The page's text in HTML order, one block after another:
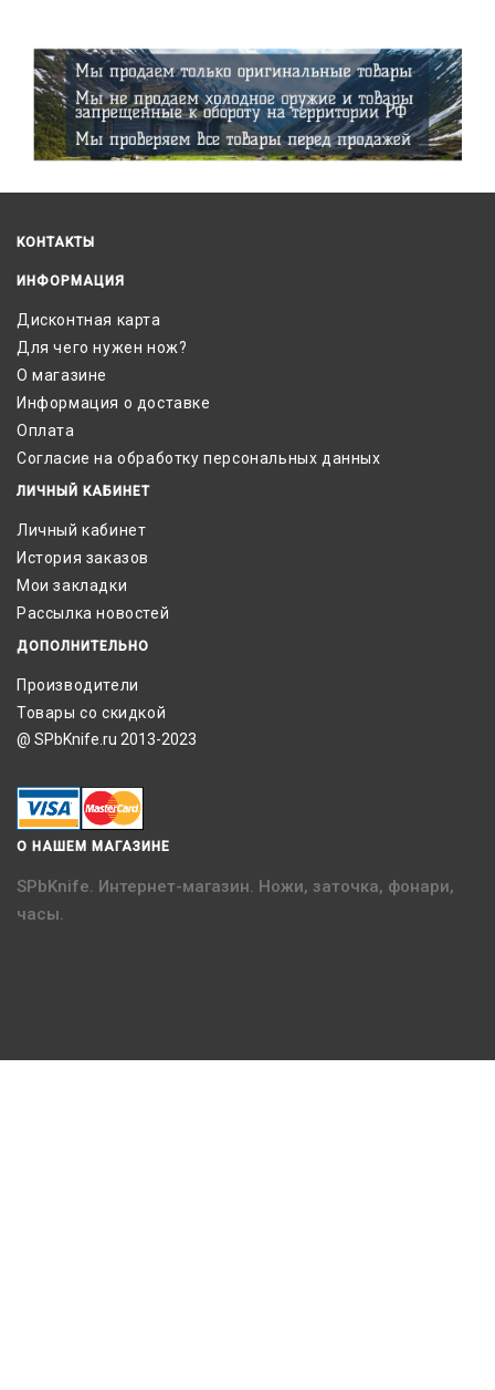
КОНТАКТЫ
ИНФОРМАЦИЯ
Дисконтная карта
Для чего нужен нож?
О магазине
Информация о доставке
Оплата
Согласие на обработку персональных данных
ЛИЧНЫЙ КАБИНЕТ
Личный кабинет
История заказов
Мои закладки
Рассылка новостей
ДОПОЛНИТЕЛЬНО
Производители
Товары со скидкой
@ SPbKnife.ru 2013-2023
О НАШЕМ МАГАЗИНЕ
SPbKnife. Интернет-магазин. Ножи, заточка, фонари,
часы.